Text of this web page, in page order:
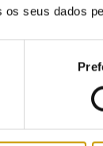
os seus dados